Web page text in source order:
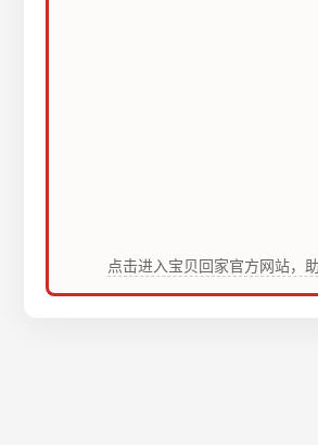
点击进入宝贝回家官方网站，